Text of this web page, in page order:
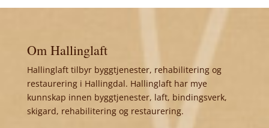
Om Hallinglaft
Hallinglaft tilbyr byggtjenester, rehabilitering og
restaurering i Hallingdal. Hallinglaft har mye
kunnskap innen byggtjenester, laft, bindingsverk,
skigard, rehabilitering og restaurering.